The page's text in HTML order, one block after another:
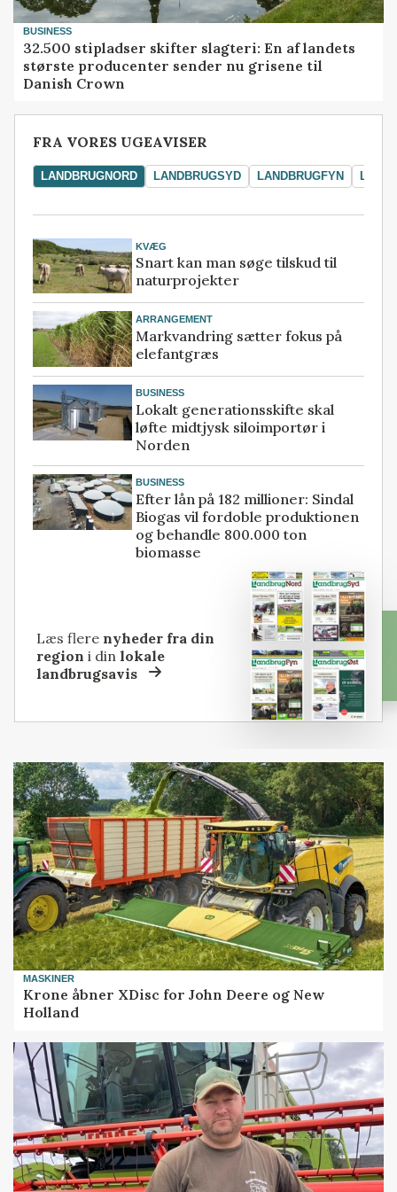
BUSINESS
32.500 stipladser skifter slagteri: En af landets
største producenter sender nu grisene til
Danish Crown
FRA VORES UGEAVISER
LANDBRUGNORD LANDBRUGSYD LANDBRUGFYN
KVÆG
Snart kan man søge tilskud til
naturprojekter
ARRANGEMENT
Markvandring sætter fokus på
elefantgræs
BUSINESS
Lokalt generationsskifte skal
løfte midtjysk siloimportør i
Norden
BUSINESS
Efter lån på 182 millioner: Sindal
Biogas vil fordoble produktionen
og behandle 800.000 ton
biomasse
Læs flere nyheder fra din
region i dinlokale
landbrugsavis
MASKINER
Krone åbner XDisc for John Deere og New
Holland